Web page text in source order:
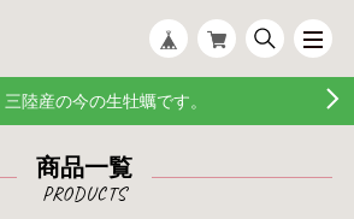
三陸産の今の生牡蠣です。
商品一覧